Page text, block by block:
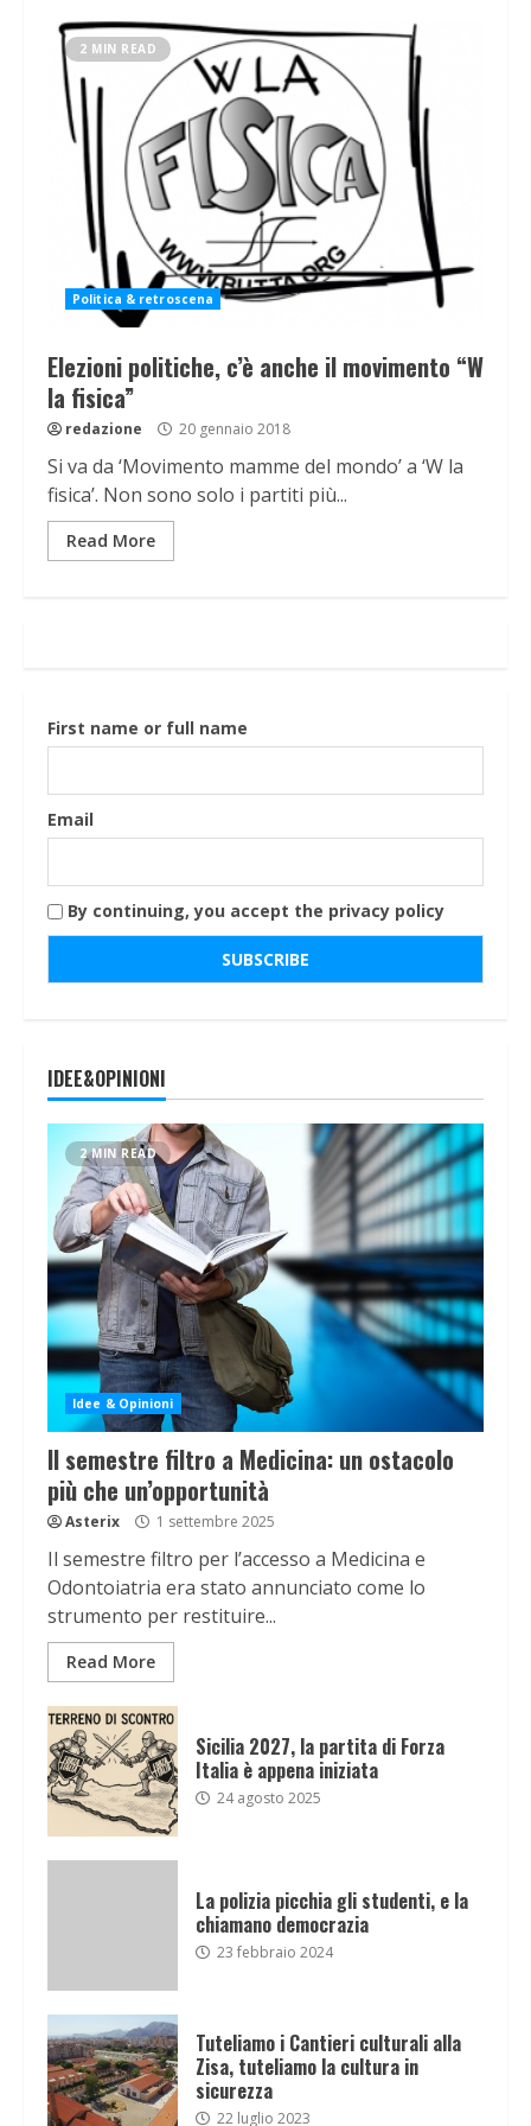
2 MIN READ
Politica & retroscena
Elezioni politiche, c’è anche il movimento “W
la fisica”
redazione 20 gennaio 2018
Si va da ‘Movimento mamme del mondo’ a ‘W la
fisica’. Non sono solo i partiti più...
Read More
First name or full name
Email
By continuing, you accept the privacy policy
IDEE&OPINIONI
2 MIN READ
Idee & Opinioni
Il semestre filtro a Medicina: un ostacolo
più che un’opportunità
Asterix 1 settembre 2025
Il semestre filtro per l’accesso a Medicina e
Odontoiatria era stato annunciato come lo
strumento per restituire...
Read More
Sicilia 2027, la partita di Forza
Italia è appena iniziata
24 agosto 2025
La polizia picchia gli studenti, e la
chiamano democrazia
23 febbraio 2024
Tuteliamo i Cantieri culturali alla
Zisa, tuteliamo la cultura in
sicurezza
22 luglio 2023